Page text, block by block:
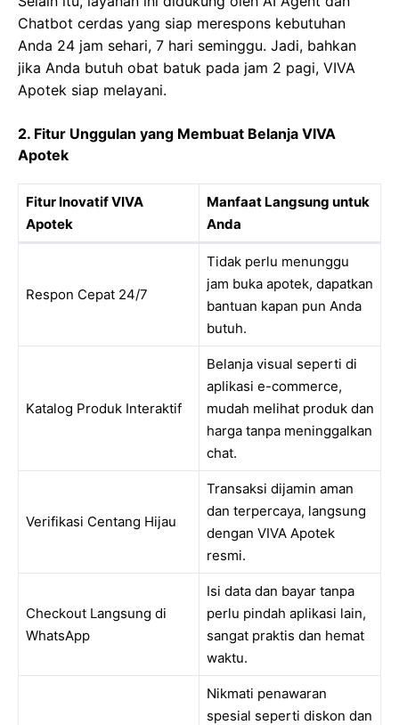
Chatbot cerdas yang siap merespons kebutuhan
Anda 24 jam sehari, 7 hari seminggu. Jadi, bahkan
jika Anda butuh obat batuk pada jam 2 pagi, VIVA
Apotek siap melayani.
2. Fitur Unggulan yang Membuat Belanja VIVA
Apotek
Fitur Inovatif VIVA
Apotek
Manfaat Langsung untuk
Anda
Respon Cepat 24/7
Tidak perlu menunggu
jam buka apotek, dapatkan
bantuan kapan pun Anda
butuh.
Katalog Produk Interaktif
Belanja visual seperti di
aplikasi e-commerce,
mudah melihat produk dan
harga tanpa meninggalkan
chat.
Verifikasi Centang Hijau
Transaksi dijamin aman
dan terpercaya, langsung
dengan VIVA Apotek
resmi.
Checkout Langsung di
WhatsApp
Isi data dan bayar tanpa
perlu pindah aplikasi lain,
sangat praktis dan hemat
waktu.
Nikmati penawaran
spesial seperti diskon dan